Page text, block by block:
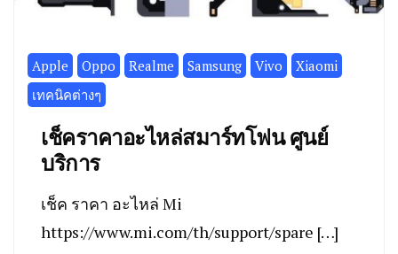
Apple Oppo Realme Samsung Vivo
Xiaomi
เทคนิคต่างๆ
เช็คราคาอะไหล่สมาร์ทโฟน ศูนย์
บริการ
เช็ค ราคา อะไหล่ Mi
https://www.mi.com/th/support/spare […]